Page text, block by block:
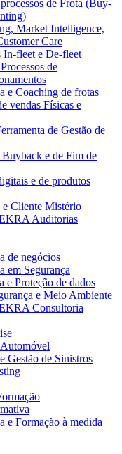
de Frota (Buy-
Market Intelligence,
Care
In-fleet e De-fleet
de
e Coaching de frotas
vendas Físicas e
de Gestão de
Buyback e de Fim de
e de produtos
Cliente Mistério
Auditorias
de negócios
em Segurança
e Proteção de dados
e Meio Ambiente
Consultoria
Gestão de Sinistros
e Formação à medida